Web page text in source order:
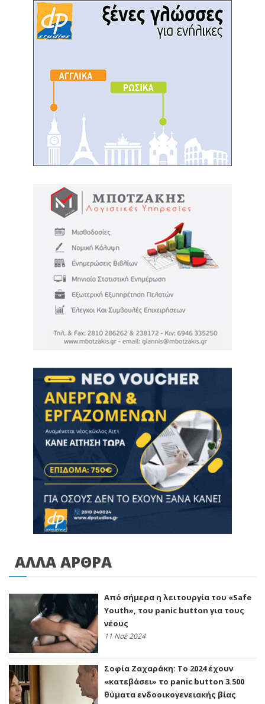
ΑΛΛΑ ΑΡΘΡΑ
Από σήμερα η λειτουργία του «Safe
Youth», του panic button για τους
νέους
11 Νοέ 2024
Σοφία Ζαχαράκη: Το 2024 έχουν
«κατεβάσει» το panic button 3.500
θύματα ενδοοικογενειακής βίας